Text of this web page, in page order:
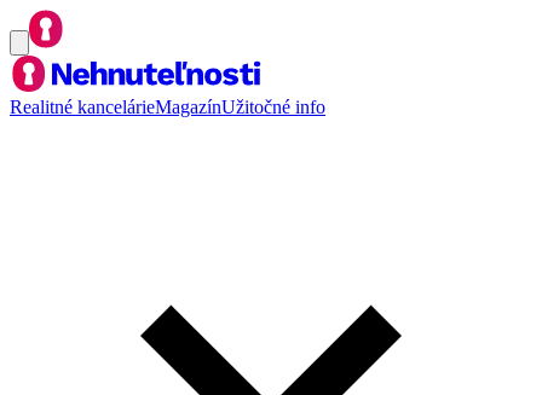
Realitné kancelárieMagazínUžitočné info